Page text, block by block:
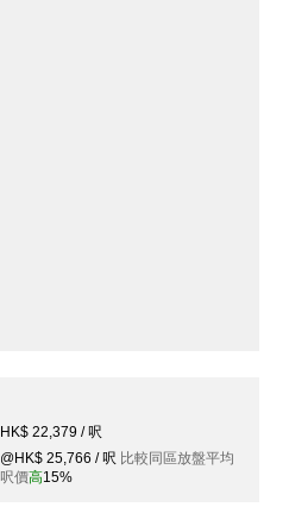
HK$ 22,379 / 呎
@HK$ 25,766 / 呎 比較同區放盤平均
呎價高15%